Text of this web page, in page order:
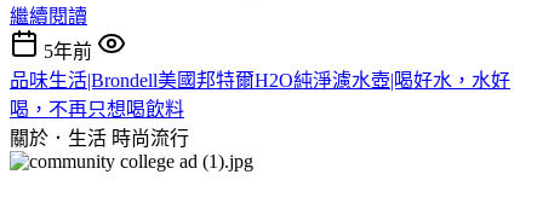
繼續閱讀
5年前
品味生活|Brondell美國邦特爾H2O純淨濾水壺|喝好水，水好
喝，不再只想喝飲料
關於．生活 時尚流行